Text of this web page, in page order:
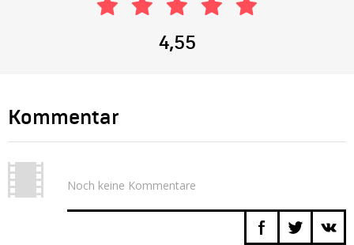
4,55
Kommentar
Noch keine Kommentare